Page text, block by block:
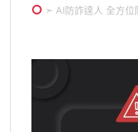
➣ AI防詐達人 全方位